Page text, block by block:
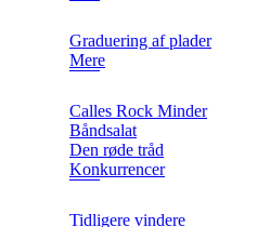
Graduering af plader
Mere
Calles Rock Minder
Båndsalat
Den røde tråd
Konkurrencer
Tidligere vindere